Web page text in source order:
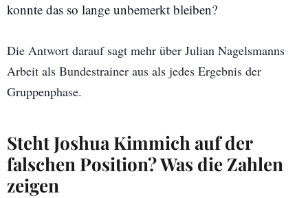
konnte das so lange unbemerkt bleiben?
Die Antwort darauf sagt mehr über Julian Nagelsmanns
Arbeit als Bundestrainer aus als jedes Ergebnis der
Gruppenphase.
Steht Joshua Kimmich auf der
falschen Position? Was die Zahlen
zeigen